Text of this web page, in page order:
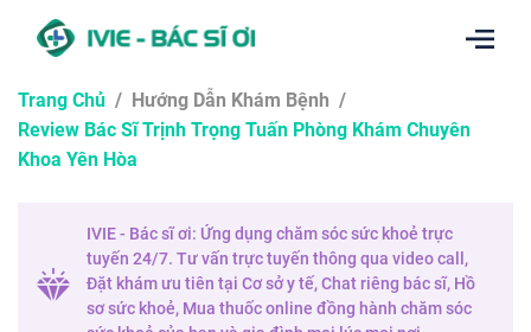
Trang Chủ / Hướng Dẫn Khám Bệnh /
Review Bác Sĩ Trịnh Trọng Tuấn Phòng Khám Chuyên
Khoa Yên Hòa
IVIE - Bác sĩ ơi: Ứng dụng chăm sóc sức khoẻ trực
tuyến 24/7. Tư vấn trực tuyến thông qua video call,
Đặt khám ưu tiên tại Cơ sở y tế, Chat riêng bác sĩ, Hồ
sơ sức khoẻ, Mua thuốc online đồng hành chăm sóc